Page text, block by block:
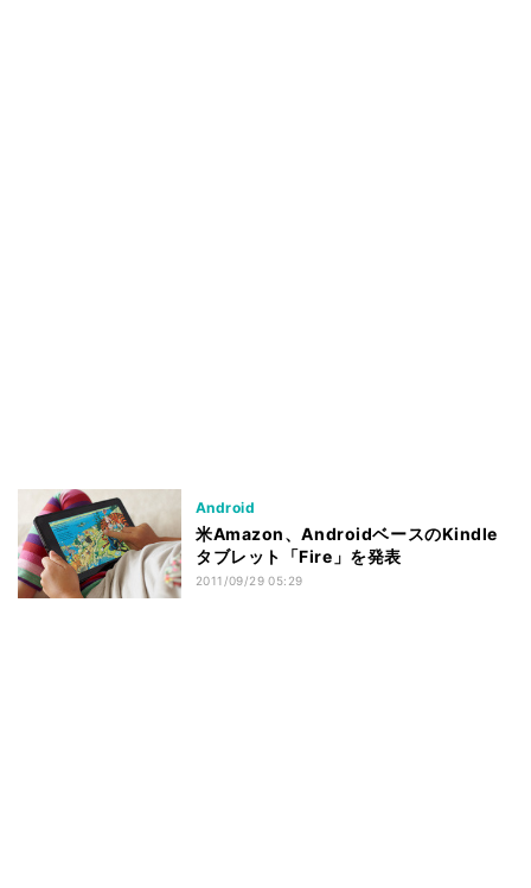
Android
米Amazon、AndroidベースのKindle
タブレット「Fire」を発表
2011/09/29 05:29